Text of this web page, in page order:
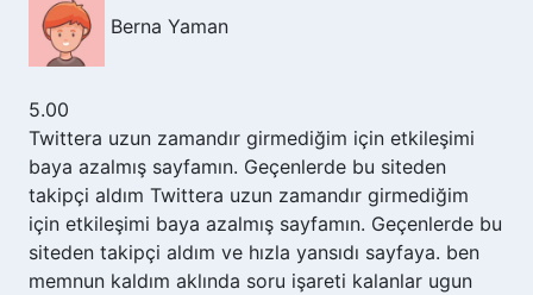
Berna Yaman
5.00
Twittera uzun zamandır girmediğim için etkileşimi
baya azalmış sayfamın. Geçenlerde bu siteden
takipçi aldım Twittera uzun zamandır girmediğim
için etkileşimi baya azalmış sayfamın. Geçenlerde bu
siteden takipçi aldım ve hızla yansıdı sayfaya. ben
memnun kaldım aklında soru işareti kalanlar ugun